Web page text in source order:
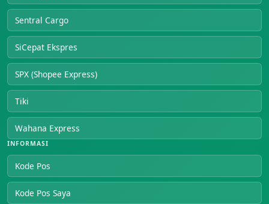
Sentral Cargo
SiCepat Ekspres
SPX (Shopee Express)
Tiki
Wahana Express
INFORMASI
Kode Pos
Kode Pos Saya